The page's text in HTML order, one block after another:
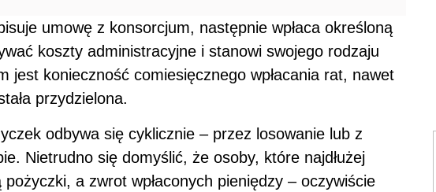
umowę z konsorcjum, następnie wpłaca określoną
koszty administracyjne i stanowi swojego rodzaju
jest konieczność comiesięcznego wpłacania rat, nawet
przydzielona.
odbywa się cyklicznie – przez losowanie lub z
Nietrudno się domyślić, że osoby, które najdłużej
a zwrot wpłaconych pieniędzy – oczywiście